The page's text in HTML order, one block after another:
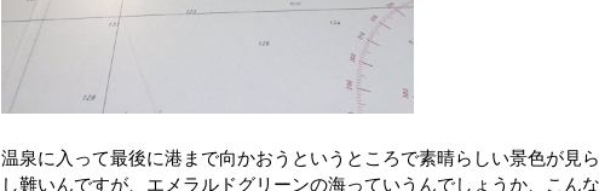
温泉に入って最後に港まで向かおうというところで素晴らしい景色が見
し難いんですが、エメラルドグリーンの海っていうんでしょうか、こん